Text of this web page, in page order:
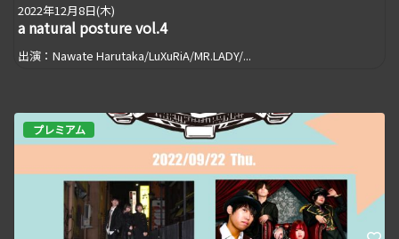
2022年12月8日(木)
a natural posture vol.4
出演：Nawate Harutaka/LuXuRiA/MR.LADY/...
プレミアム